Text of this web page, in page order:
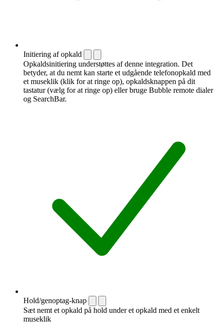
Initiering af opkald
Opkaldsinitiering understøttes af denne integration. Det
betyder, at du nemt kan starte et udgående telefonopkald med
et museklik (klik for at ringe op), opkaldsknappen på dit
tastatur (vælg for at ringe op) eller bruge Bubble remote dialer
og SearchBar.
Hold/genoptag-knap
Sæt nemt et opkald på hold under et opkald med et enkelt
museklik